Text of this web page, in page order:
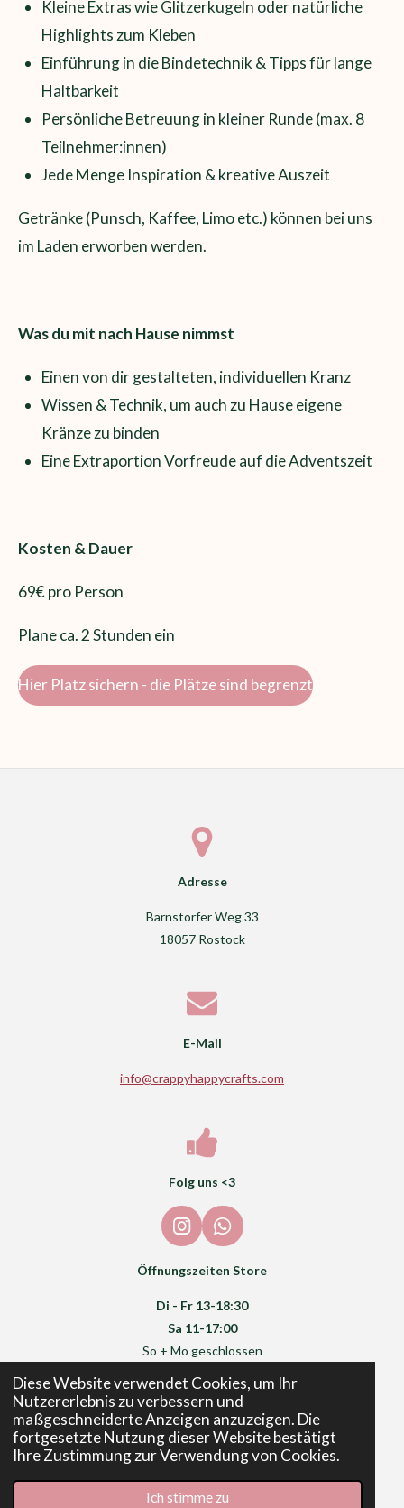
Diese Website verwendet Cookies, um Ihr
Nutzererlebnis zu verbessern und
maßgeschneiderte Anzeigen anzuzeigen. Die
fortgesetzte Nutzung dieser Website bestätigt
Ihre Zustimmung zur Verwendung von Cookies.
Ich stimme zu
Kleine Extras wie Glitzerkugeln oder natürliche
Highlights zum Kleben
Einführung in die Bindetechnik & Tipps für lange
Haltbarkeit
Persönliche Betreuung in kleiner Runde (max. 8
Teilnehmer:innen)
Jede Menge Inspiration & kreative Auszeit
Getränke (Punsch, Kaffee, Limo etc.) können bei uns
im Laden erworben werden.
Was du mit nach Hause nimmst
Einen von dir gestalteten, individuellen Kranz
Wissen & Technik, um auch zu Hause eigene
Kränze zu binden
Eine Extraportion Vorfreude auf die Adventszeit
Kosten & Dauer
69€ pro Person
Plane ca. 2 Stunden ein
Hier Platz sichern - die Plätze sind begrenzt
Adresse
Barnstorfer Weg 33
18057 Rostock
E-Mail
info@crappyhappycrafts.com
Folg uns <3
I
n
s
a
g
a
m
W
h
a
s
A
p
Öffnungszeiten Store
Di - Fr 13-18:30
Sa 11-17:00
So + Mo geschlossen
Impressum
© 2024 - 2026 Crappy Happy Crafts